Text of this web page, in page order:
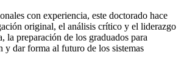
con experiencia, este doctorado hace
original, el análisis crítico y el liderazgo
la preparación de los graduados para
y dar forma al futuro de los sistemas